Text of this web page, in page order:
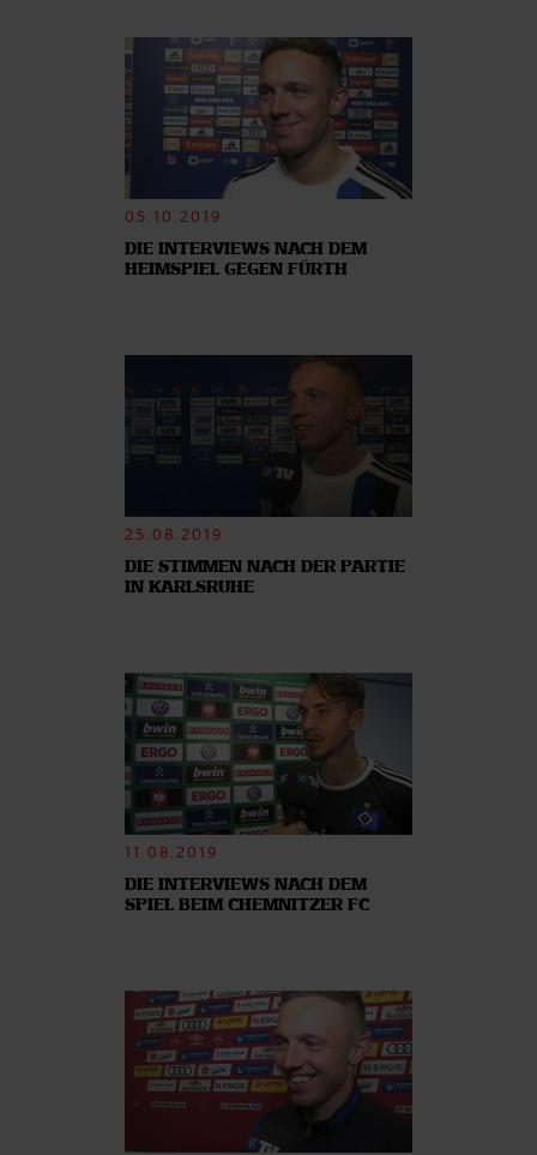
05.10.2019
DIE INTERVIEWS NACH DEM
HEIMSPIEL GEGEN FÜRTH
25.08.2019
DIE STIMMEN NACH DER PARTIE
IN KARLSRUHE
11.08.2019
DIE INTERVIEWS NACH DEM
SPIEL BEIM CHEMNITZER FC